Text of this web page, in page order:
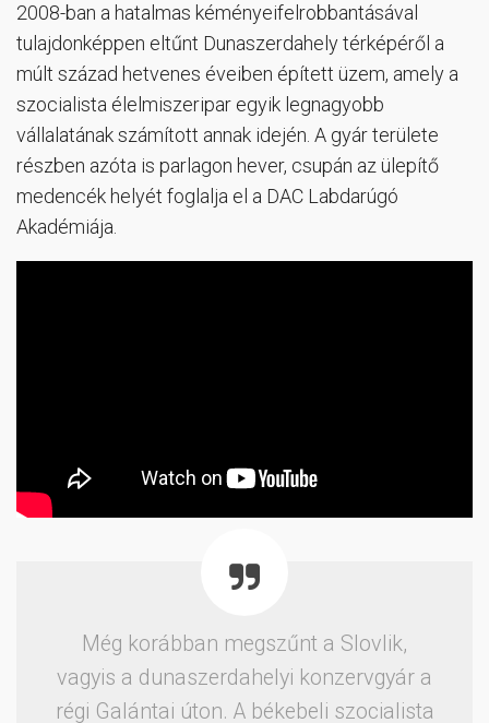
2008-ban a hatalmas kéményeifelrobbantásával
tulajdonképpen eltűnt Dunaszerdahely térképéről a
múlt század hetvenes éveiben épített üzem, amely a
szocialista élelmiszeripar egyik legnagyobb
vállalatának számított annak idején. A gyár területe
részben azóta is parlagon hever, csupán az ülepítő
medencék helyét foglalja el a DAC Labdarúgó
Akadémiája.
Még korábban megszűnt a Slovlik,
vagyis a dunaszerdahelyi konzervgyár a
régi Galántai úton. A békebeli szocialista